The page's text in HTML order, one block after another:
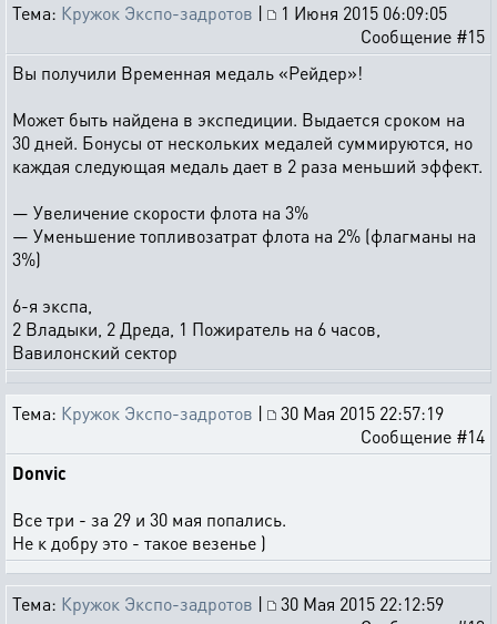
Тема: Кружок Экспо-задротов |
1 Июня 2015 06:09:05
Сообщение #15
Вы получили Временная медаль «Рейдер»!
Может быть найдена в экспедиции. Выдается сроком на
30 дней. Бонусы от нескольких медалей суммируются, но
каждая следующая медаль дает в 2 раза меньший эффект.
— Увеличение скорости флота на 3%
— Уменьшение топливозатрат флота на 2% (флагманы на
3%)
6-я экспа,
2 Владыки, 2 Дреда, 1 Пожиратель на 6 часов,
Вавилонский сектор
Тема: Кружок Экспо-задротов |
30 Мая 2015 22:57:19
Сообщение #14
Donvic
Все три - за 29 и 30 мая попались.
Не к добру это - такое везенье )
Тема: Кружок Экспо-задротов |
30 Мая 2015 22:12:59